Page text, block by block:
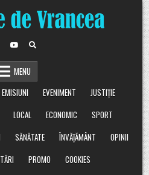
MENU
EMISIUNI EVENIMENT
JUSTIȚIE
LOCAL ECONOMIC
SPORT
SĂNĂTATE ÎNVĂȚĂMÂNT
OPINII
PROMO COOKIES